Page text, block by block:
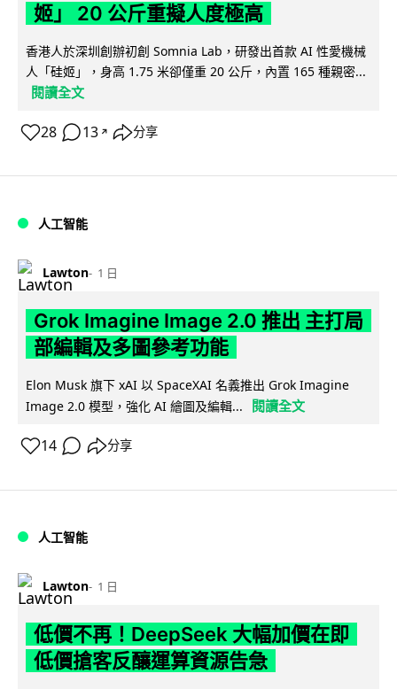
姬」 20 公斤重擬人度極高
香港人於深圳創辦初創 Somnia Lab，研發出首款 AI 性愛機械
人「硅姬」，身高 1.75 米卻僅重 20 公斤，內置 165 種親密...
閱讀全文
28 13 ↗ 分享
人工智能
Lawton 1 日
Grok Imagine Image 2.0 推出 主打局
部編輯及多圖參考功能
Elon Musk 旗下 xAI 以 SpaceXAI 名義推出 Grok Imagine
Image 2.0 模型，強化 AI 繪圖及編輯...
閱讀全文
14 分享
人工智能
Lawton 1 日
低價不再！DeepSeek 大幅加價在即
低價搶客反釀運算資源告急